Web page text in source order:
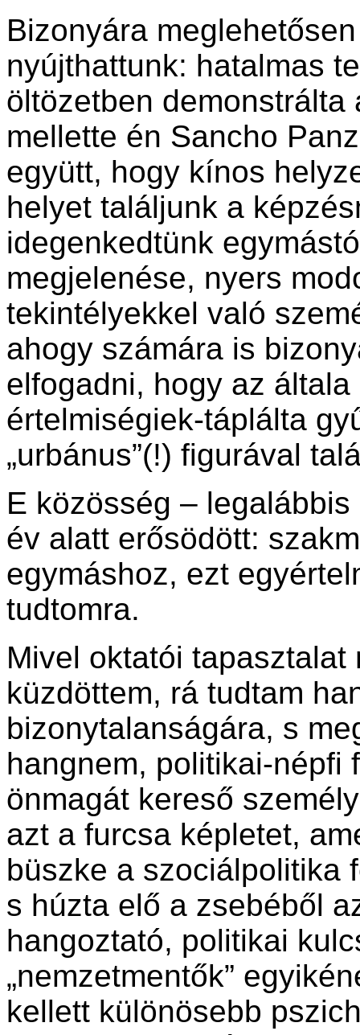
Bizonyára
nyújthattunk: hatalmas
öltözetben demonstrálta
mellette én Sancho
együtt, hogy kínos
helyet találjunk a
idegenkedtünk
megjelenése, nyers
tekintélyekkel való
ahogy számára is
elfogadni, hogy az
értelmiségiek-táplálta
„urbánus”(!) figurával
E közösség –
év alatt erősödött:
egymáshoz, ezt
tudtomra.
Mivel oktatói
küzdöttem, rá tudtam
bizonytalanságára, s
hangnem, politikai-népfi
önmagát kereső
azt a furcsa képletet,
büszke a szociálpolitika
s húzta elő a zsebéből
hangoztató, politikai
„nemzetmentők”
kellett különösebb